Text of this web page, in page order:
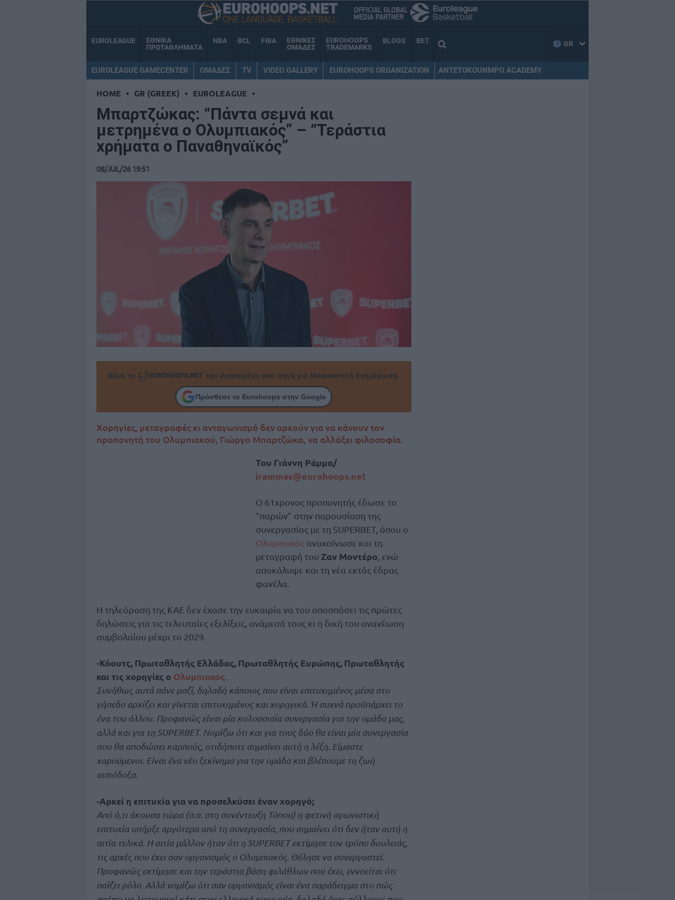
EUROLEAGUE
ΕΘΝΙΚΑ
ΠΡΩΤΑΘΛΗΜΑΤΑ
NBA BCL FIBA
ΕΘΝΙΚΕΣ
ΟΜΑΔΕΣ
EUROHOOPS
TRADEMARKS
BLOGS BET GR
EUROLEAGUE GAMECENTER ΟΜΑΔΕΣ TV VIDEO GALLERY EUROHOOPS ORGANIZATION ANTETOKOUNMPO ACADEMY
HOME • GR (GREEK) • EUROLEAGUE •
Μπαρτζώκας: “Πάντα σεμνά και
μετρημένα ο Ολυμπιακός” – “Τεράστια
χρήματα ο Παναθηναϊκός”
08/JUL/26 19:51
Κάνε το την Αγαπημένη σου πηγή για Μπασκετική Ενημέρωση.
Πρόσθεσε το Eurohoops στην Google
Χορηγίες, μεταγραφές κι ανταγωνισμό δεν αρκούν για να κάνουν τον
προπονητή του Ολυμπιακού, Γιώργο Μπαρτζώκα, να αλλάξει φιλοσοφία.
Του Γιάννη Ράμμα/
irammas@eurohoops.net
Ο 61χρονος προπονητής έδωσε το
“παρών” στην παρουσίαση της
συνεργασίας με τη SUPERBET, όπου ο
Ολυμπιακόςανακοίνωσε και τη
μεταγραφή του Ζαν Μοντέρο , ενώ
αποκάλυψε και τη νέα εκτός έδρας
φανέλα.
Η τηλεόραση της ΚΑΕ δεν έχασε την ευκαιρία να του αποσπάσει τις πρώτες
δηλώσεις για τις τελευταίες εξελίξεις, ανάμεσά τους κι η δική του ανανέωση
συμβολαίου μέχρι το 2029.
-Κόουτς, Πρωταθλητής Ελλάδας, Πρωταθλητής Ευρώπης, Πρωταθλητής
και τις χορηγίες ο Ολυμπιακός
Συνήθως αυτά πάνε μαζί, δηλαδή κάποιος που είναι επιτυχημένος μέσα στο
γήπεδο αρχίζει και γίνεται επιτυχημένος και χορηγικά. Ή συχνά προϋπάρχει το
ένα του άλλου. Προφανώς είναι μία κολοσσιαία συνεργασία για την ομάδα μας,
αλλά και για τη SUPERBET. Νομίζω ότι και για τους δύο θα είναι μία συνεργασία
που θα αποδώσει καρπούς, οτιδήποτε σημαίνει αυτή η λέξη. Είμαστε
χαρούμενοι. Είναι ένα νέο ξεκίνημα για την ομάδα και βλέπουμε τη ζωή
αισιόδοξα
-Αρκεί η επιτυχία για να προσελκύσει έναν χορηγό;
Από ό,τι άκουσα τώρα (σ.σ. στη συνέντευξη Τύπου) η φετινή αγωνιστική
επιτυχία υπήρξε αργότερα από τη συνεργασία, που σημαίνει ότι δεν ήταν αυτή η
αιτία τελικά. Η αιτία μάλλον ήταν ότι η SUPERBET εκτίμησε τον τρόπο δουλειάς,
τις αρχές που έχει σαν οργανισμός ο Ολυμπιακός. Θέλησε να συνεργαστεί.
Προφανώς εκτίμησε και την τεράστια βάση φιλάθλων που έχει, εννοείται ότι
παίζει ρόλο. Αλλά νομίζω ότι σαν οργανισμός είναι ένα παράδειγμα στο πώς